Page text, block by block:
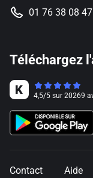
01 76 38 08 47
Téléchargez
4,5/5 sur 20269
Contact Aide